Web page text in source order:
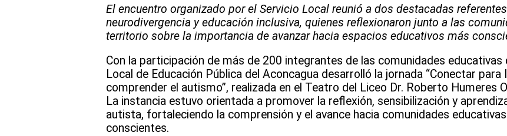
El encuentro organizado por el Servicio Local reunió a dos destacadas
neurodivergencia y educación inclusiva, quienes reflexionaron junto a las
territorio sobre la importancia de avanzar hacia espacios educativos más
Con la participación de más de 200 integrantes de las comunidades
Local de Educación Pública del Aconcagua desarrolló la jornada “Conectar para
comprender el autismo”, realizada en el Teatro del Liceo Dr. Roberto Humeres
La instancia estuvo orientada a promover la reflexión, sensibilización y
autista, fortaleciendo la comprensión y el avance hacia comunidades
conscientes.